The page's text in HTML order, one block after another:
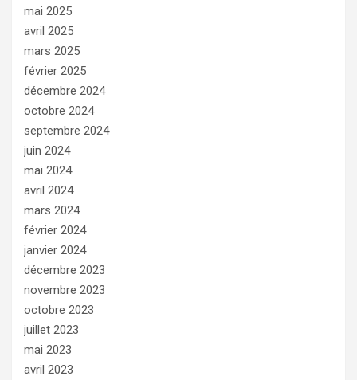
mai 2025
avril 2025
mars 2025
février 2025
décembre 2024
octobre 2024
septembre 2024
juin 2024
mai 2024
avril 2024
mars 2024
février 2024
janvier 2024
décembre 2023
novembre 2023
octobre 2023
juillet 2023
mai 2023
avril 2023